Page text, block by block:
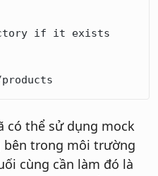
if it exists
có thể sử dụng mock
bên trong môi trường
cùng cần làm đó là